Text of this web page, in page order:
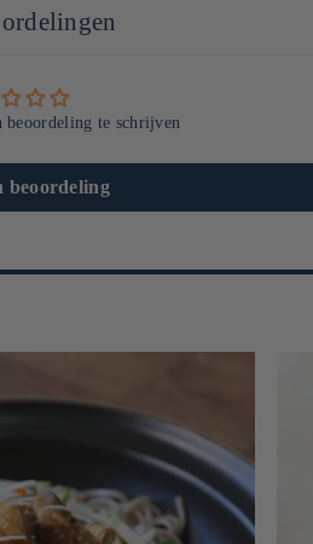
beoordeling te schrijven
beoordeling